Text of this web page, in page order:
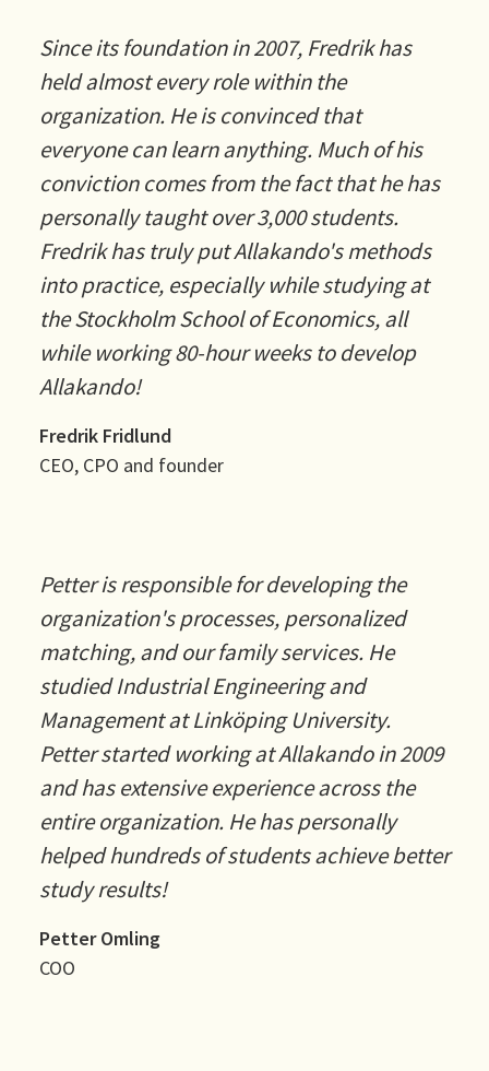
Since its foundation in 2007, Fredrik has
held almost every role within the
organization. He is convinced that
everyone can learn anything. Much of his
conviction comes from the fact that he has
personally taught over 3,000 students.
Fredrik has truly put Allakando's methods
into practice, especially while studying at
the Stockholm School of Economics, all
while working 80-hour weeks to develop
Allakando!
Fredrik Fridlund
CEO, CPO and founder
Petter is responsible for developing the
organization's processes, personalized
matching, and our family services. He
studied Industrial Engineering and
Management at Linköping University.
Petter started working at Allakando in 2009
and has extensive experience across the
entire organization. He has personally
helped hundreds of students achieve better
study results!
Petter Omling
COO